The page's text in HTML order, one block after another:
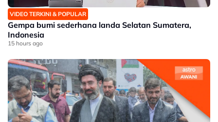
VIDEO TERKINI & POPULAR
Gempa bumi sederhana landa Selatan Sumatera,
Indonesia
15 hours ago